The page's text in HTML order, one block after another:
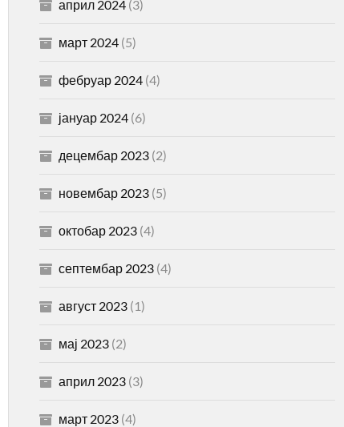
април 2024(3)
март 2024(5)
фебруар 2024(4)
јануар 2024(6)
децембар 2023(2)
новембар 2023(5)
октобар 2023(4)
септембар 2023(4)
август 2023(1)
мај 2023(2)
април 2023(3)
март 2023(4)